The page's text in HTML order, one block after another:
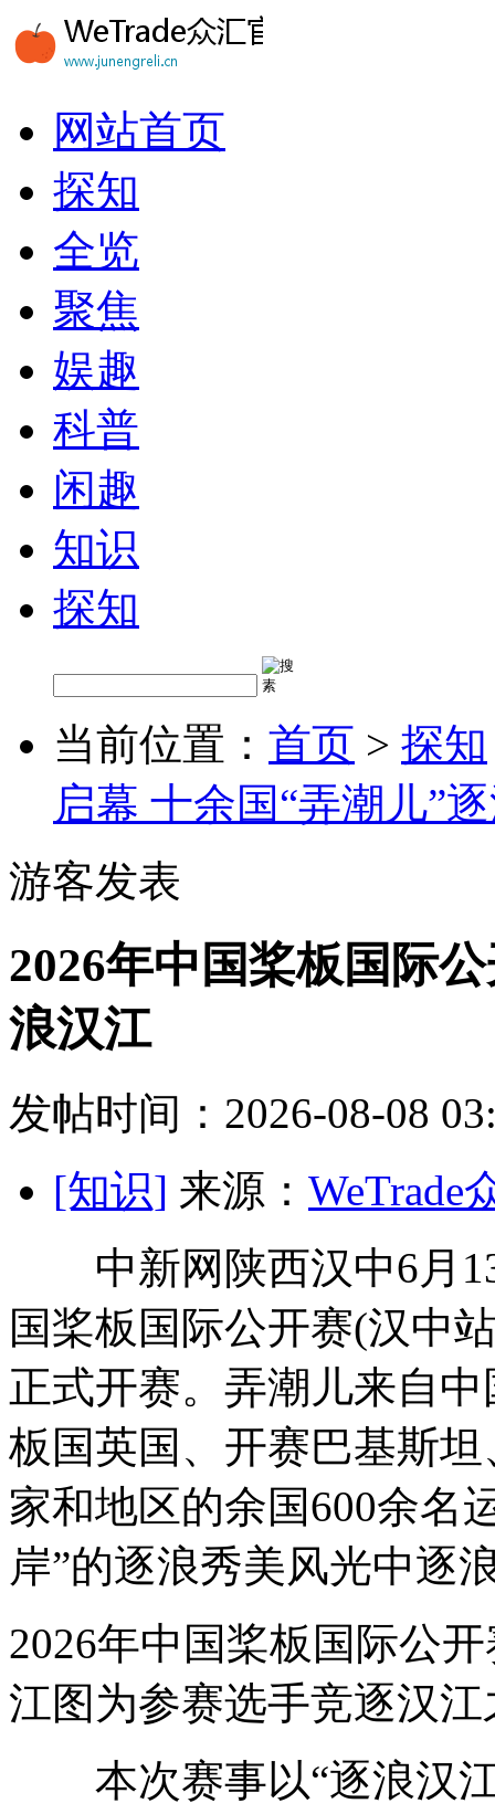
网站首页
探知
全览
聚焦
娱趣
科普
闲趣
知识
探知
当前位置： 首页 > 探知
启幕 十余国“弄潮儿”
游客发表
2026年中国桨板国际
浪汉江
发帖时间：2026-08-08
[知识] 来源： WeTrade
中新网陕西汉中6月13
国桨板国际公开赛(汉中
正式开赛。弄潮儿来自
板国英国、开赛巴基斯
家和地区的余国600余名
岸”的逐浪秀美风光中逐
2026年中国桨板国际公
江图为参赛选手竞逐汉
本次赛事以“逐浪汉江